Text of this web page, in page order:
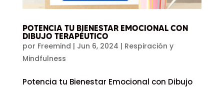
POTENCIA TU BIENESTAR EMOCIONAL CON
DIBUJO TERAPÉUTICO
por Freemind | Jun 6, 2024 | Respiración y
Mindfulness
Potencia tu Bienestar Emocional con Dibujo